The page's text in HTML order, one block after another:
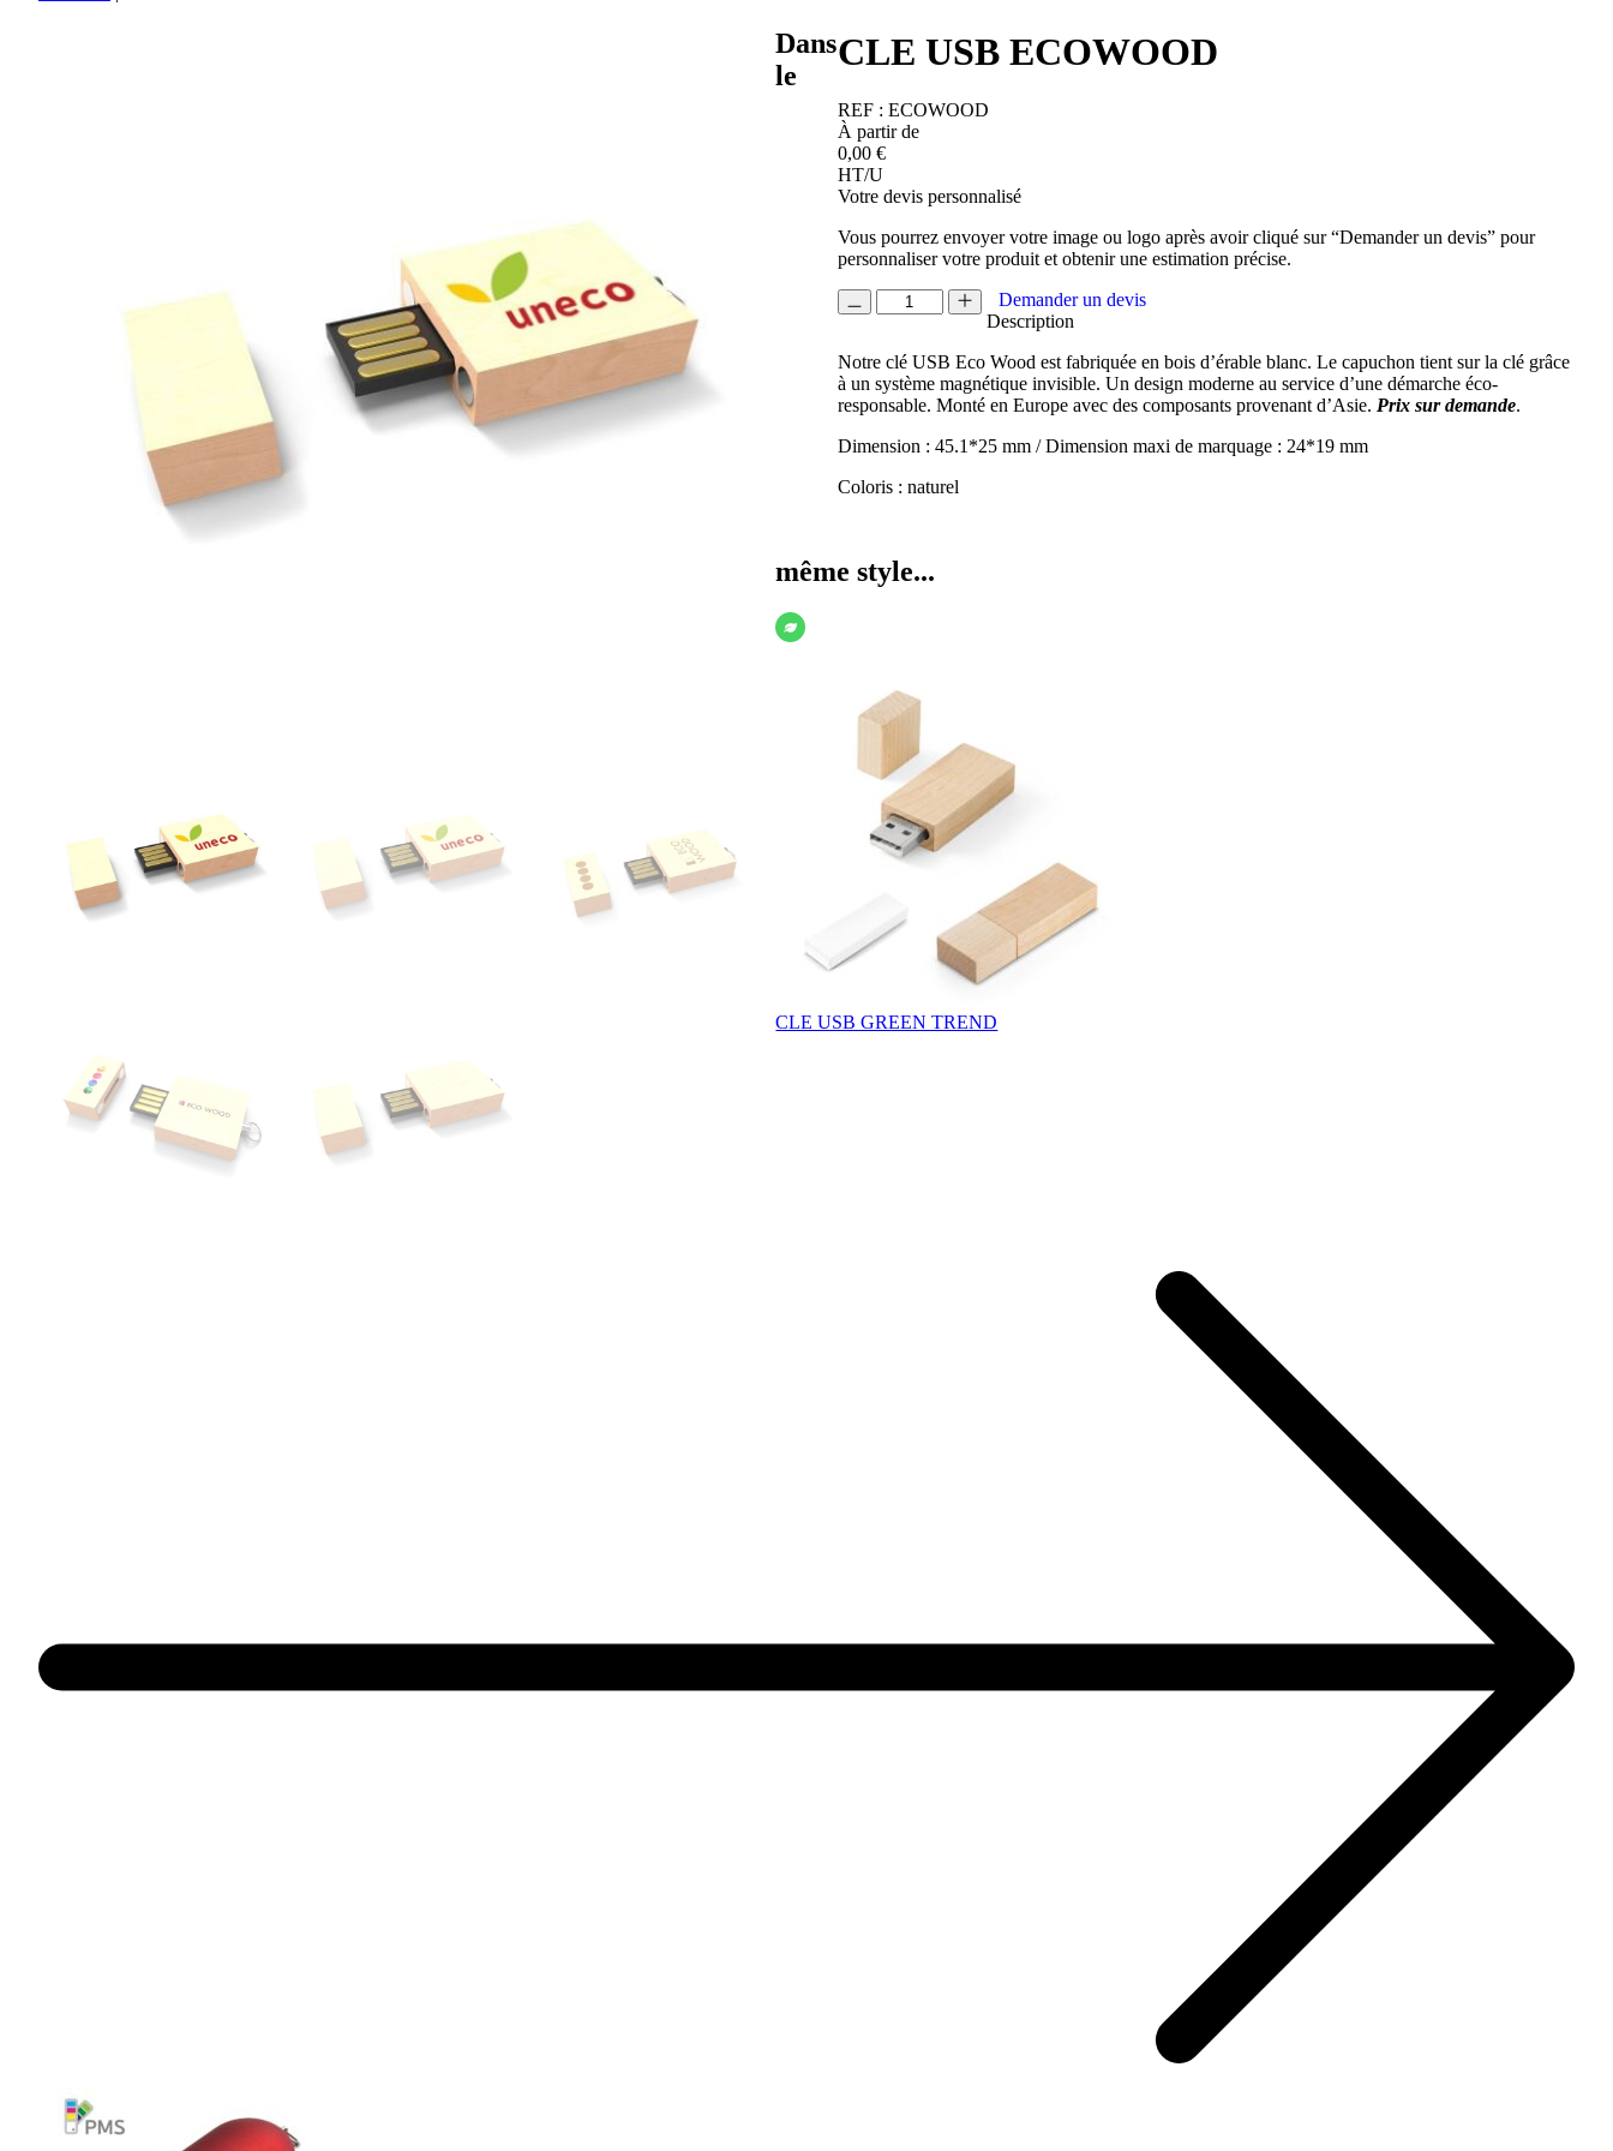
CLE USB ECOWOOD
REF : ECOWOOD
À partir de
0,00 €
HT/U
Votre devis personnalisé
Vous pourrez envoyer votre image ou logo après avoir cliqué sur “Demander un devis” pour
personnaliser votre produit et obtenir une estimation précise.
quantité
de
USB
ECOWOOD
Demander un devis
Description
Notre clé USB Eco Wood est fabriquée en bois d’érable blanc. Le capuchon tient sur la clé grâce
à un système magnétique invisible. Un design moderne au service d’une démarche éco-
responsable. Monté en Europe avec des composants provenant d’Asie. Prix sur demande.
Dimension : 45.1*25 mm / Dimension maxi de marquage : 24*19 mm
Coloris : naturel
Dans
le
même style...
CLE USB GREEN TREND